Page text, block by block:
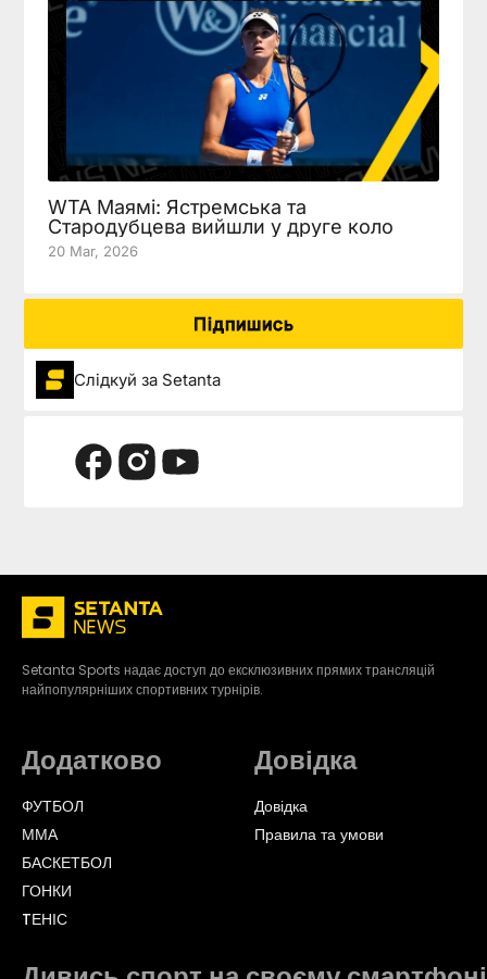
WTA Маямі: Ястремська та
Стародубцева вийшли у друге коло
20 Mar, 2026
Підпишись
Слідкуй за Setanta
Setanta Sports надає доступ до ексклюзивних прямих трансляцій
найпопулярніших спортивних турнірів.
Додатково
ФУТБОЛ
ММА
БАСКЕТБОЛ
ГОНКИ
TЕНІС
Довідка
Довідка
Правила та умови